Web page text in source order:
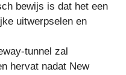
bewijs is dat het een
uitwerpselen en
tunnel zal
hervat nadat New